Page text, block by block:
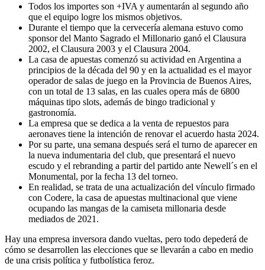
Todos los importes son +IVA y aumentarán al segundo año
que el equipo logre los mismos objetivos.
Durante el tiempo que la cervecería alemana estuvo como
sponsor del Manto Sagrado el Millonario ganó el Clausura
2002, el Clausura 2003 y el Clausura 2004.
La casa de apuestas comenzó su actividad en Argentina a
principios de la década del 90 y en la actualidad es el mayor
operador de salas de juego en la Provincia de Buenos Aires,
con un total de 13 salas, en las cuales opera más de 6800
máquinas tipo slots, además de bingo tradicional y
gastronomía.
La empresa que se dedica a la venta de repuestos para
aeronaves tiene la intención de renovar el acuerdo hasta 2024.
Por su parte, una semana después será el turno de aparecer en
la nueva indumentaria del club, que presentará el nuevo
escudo y el rebranding a partir del partido ante Newell´s en el
Monumental, por la fecha 13 del torneo.
En realidad, se trata de una actualización del vínculo firmado
con Codere, la casa de apuestas multinacional que viene
ocupando las mangas de la camiseta millonaria desde
mediados de 2021.
Hay una empresa inversora dando vueltas, pero todo depederá de
cómo se desarrollen las elecciones que se llevarán a cabo en medio
de una crisis política y futbolística feroz.